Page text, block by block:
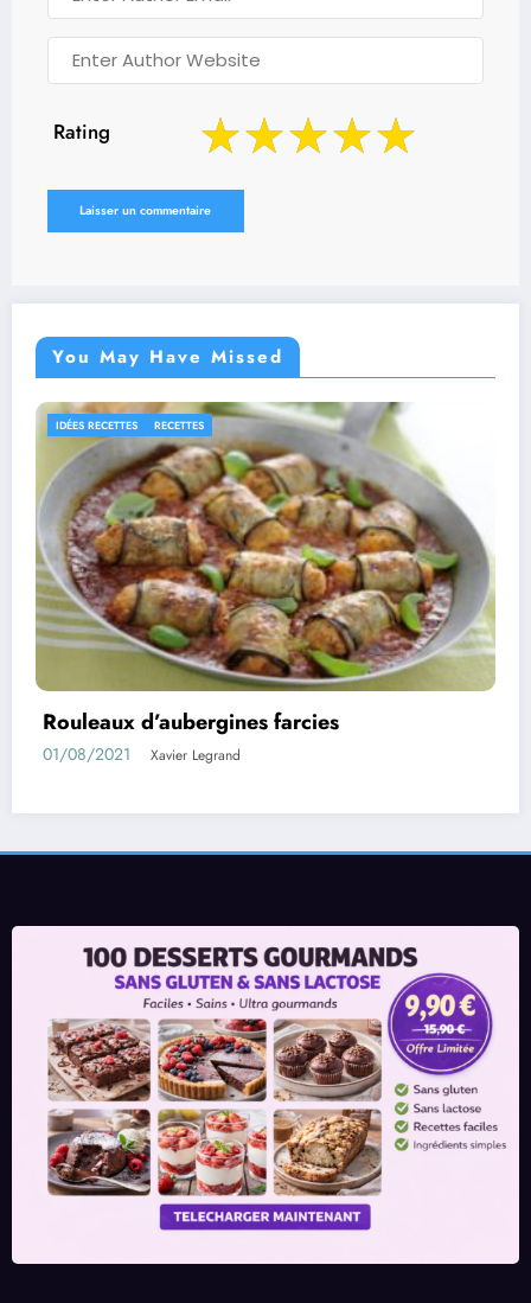
Rating
You May Have Missed
RECETTES
Confiture d’abricots sans sucre fait maison
11/05/2021 Xavier Legrand